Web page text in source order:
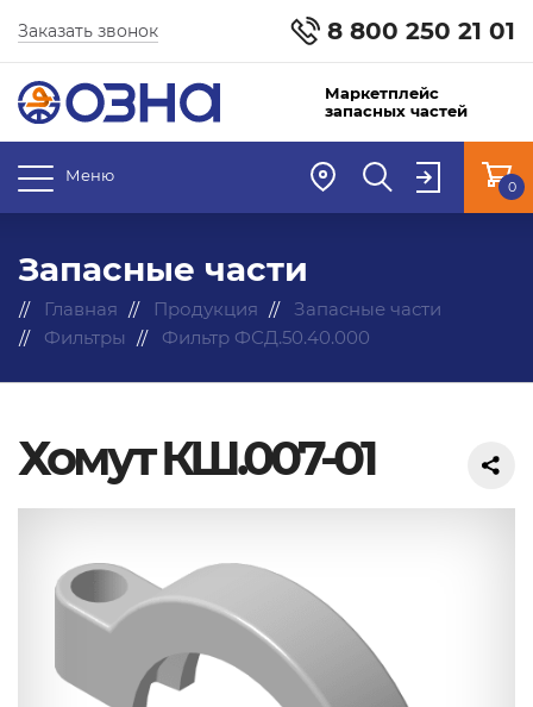
8 800 250 21 01
Заказать звонок
Маркетплейс
запасных частей
Меню
0
Запасные части
Главная Продукция
Запасные части
Фильтры
Фильтр ФСД.50.40.000
Хомут КШ.007-01